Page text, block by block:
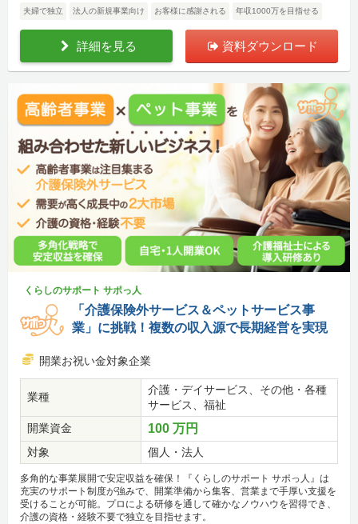
夫婦で独立 法人の新規事業向け お客様に感謝される 年収1000万を目指せる
詳細を見る 資料ダウンロード
くらしのサポート サポっ人
「介護保険外サービス＆ペットサービス事
業」に挑戦！複数の収入源で長期経営を実現
開業お祝い金対象企業
業種
介護・デイサービス、その他・各種
サービス、福祉
開業資金
100 万円
対象 個人・法人
多角的な事業展開で安定収益を確保！『くらしのサポート サポっ人』は
充実のサポート制度が強みで、開業準備から集客、営業まで手厚い支援を
受けることが可能。プロによる研修を通して確かなノウハウを習得でき、
介護の資格・経験不要で独立を目指せます。